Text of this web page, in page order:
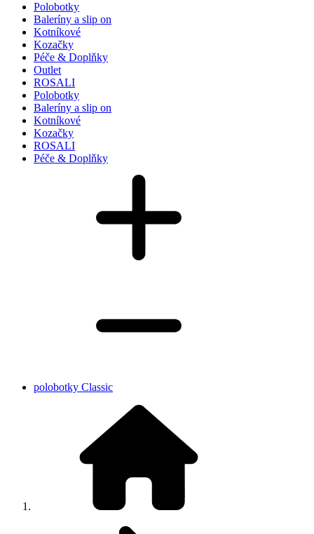
Polobotky
Baleríny a slip on
Kotníkové
Kozačky
Péče & Doplňky
Outlet
ROSALI
Polobotky
Baleríny a slip on
Kotníkové
Kozačky
ROSALI
Péče & Doplňky
polobotky Classic